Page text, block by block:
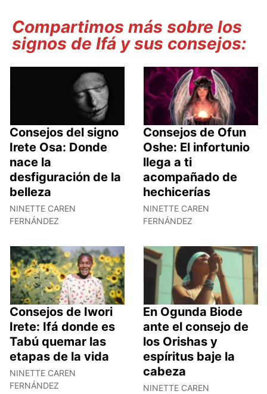
Compartimos más sobre los
signos de Ifá y sus consejos:
Consejos del signo
Irete Osa: Donde
nace la
desfiguración de la
belleza
NINETTE CAREN
FERNÁNDEZ
Consejos de Ofun
Oshe: El infortunio
llega a ti
acompañado de
hechicerías
NINETTE CAREN
FERNÁNDEZ
Consejos de Iwori
Irete: Ifá donde es
Tabú quemar las
etapas de la vida
NINETTE CAREN
FERNÁNDEZ
En Ogunda Biode
ante el consejo de
los Orishas y
espíritus baje la
cabeza
NINETTE CAREN